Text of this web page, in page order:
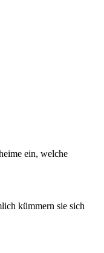
ein, welche
kümmern sie sich